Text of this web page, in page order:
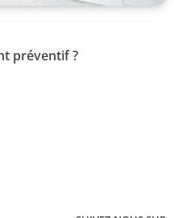
préventif ?